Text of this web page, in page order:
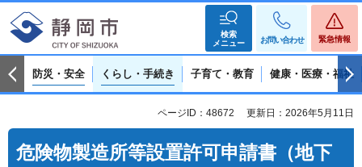
検索
メニュー
お問い合わせ 緊急情報
防災・安全 くらし・手続き 子育て・教育 健康・医療・福祉
ページID：48672 更新日：2026年5月11日
危険物製造所等設置許可申請書（地下